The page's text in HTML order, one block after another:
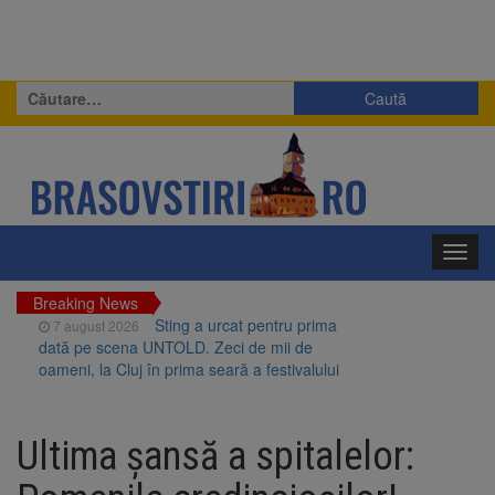
Caută
după:
Breaking News
7 august 2026
Sting a urcat pentru prima
dată pe scena UNTOLD. Zeci de mii de
oameni, la Cluj în prima seară a festivalului
există în natură. Descoperirea ar putea
schimba medicina, dar ridică și temeri
Ultima șansă a spitalelor: